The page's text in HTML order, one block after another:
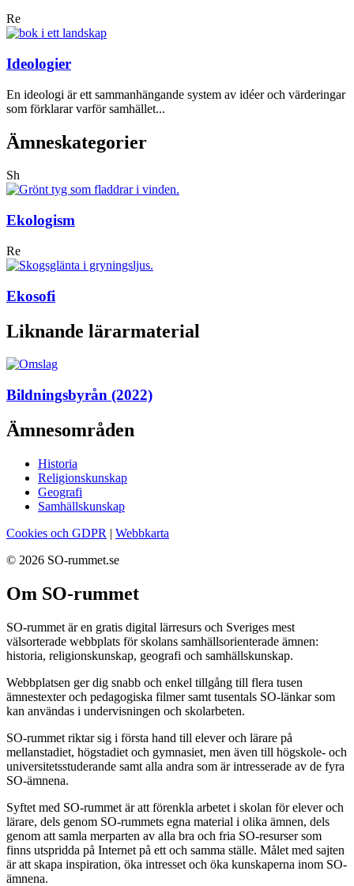
Re
Ideologier
En ideologi är ett sammanhängande system av idéer och värderingar
som förklarar varför samhället...
Ämneskategorier
Sh
Ekologism
Re
Ekosofi
Liknande lärarmaterial
Bildningsbyrån (2022)
Ämnesområden
Historia
Religionskunskap
Geografi
Samhällskunskap
Cookies och GDPR | Webbkarta
© 2026 SO-rummet.se
Om SO-rummet
SO-rummet är en gratis digital lärresurs och Sveriges mest
välsorterade webbplats för skolans samhällsorienterade ämnen:
historia, religionskunskap, geografi och samhällskunskap.
Webbplatsen ger dig snabb och enkel tillgång till flera tusen
ämnestexter och pedagogiska filmer samt tusentals SO-länkar som
kan användas i undervisningen och skolarbeten.
SO-rummet riktar sig i första hand till elever och lärare på
mellanstadiet, högstadiet och gymnasiet, men även till högskole- och
universitetsstuderande samt alla andra som är intresserade av de fyra
SO-ämnena.
Syftet med SO-rummet är att förenkla arbetet i skolan för elever och
lärare, dels genom SO-rummets egna material i olika ämnen, dels
genom att samla merparten av alla bra och fria SO-resurser som
finns utspridda på Internet på ett och samma ställe. Målet med sajten
är att skapa inspiration, öka intresset och öka kunskaperna inom SO-
ämnena.